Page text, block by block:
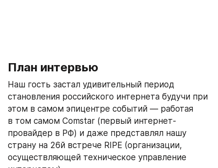
План интервью
Наш гость застал удивительный период
становления российского интернета будучи при
этом в самом эпицентре событий — работая
в том самом Comstar (первый интернет-
провайдер в РФ) и даже представлял нашу
страну на 26й встрече RIPE (организации,
осуществляющей техническое управление